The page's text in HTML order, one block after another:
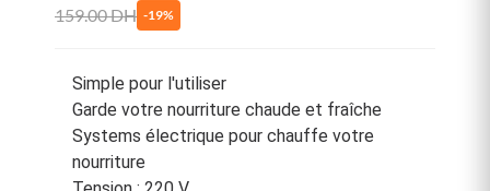
159.00 DH -19%
Simple pour l'utiliser
Garde votre nourriture chaude et fraîche
Systems électrique pour chauffe votre
nourriture